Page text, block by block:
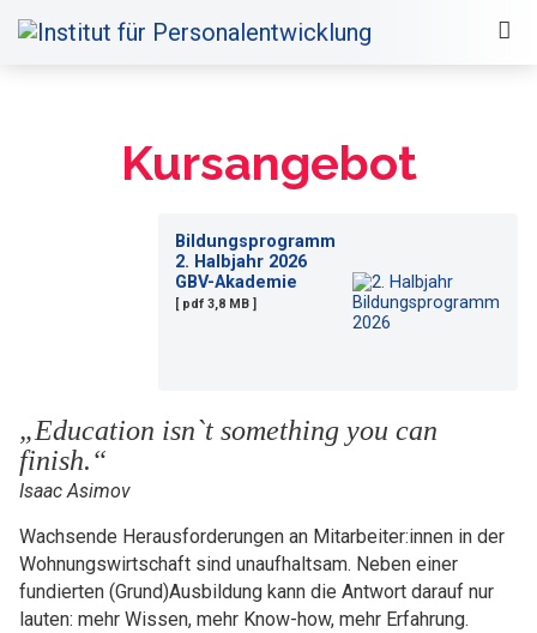
Kursangebot
Bildungsprogramm
2. Halbjahr 2026
GBV-Akademie
[ pdf 3,8 MB ]
„Education isn`t something you can
finish.“
Isaac Asimov
Wachsende Herausforderungen an Mitarbeiter:innen in der
Wohnungswirtschaft sind unaufhaltsam. Neben einer
fundierten (Grund)Ausbildung kann die Antwort darauf nur
lauten: mehr Wissen, mehr Know-how, mehr Erfahrung.